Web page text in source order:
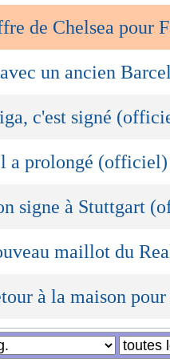
de Chelsea pour
un ancien
c'est signé
a prolongé (officiel)
signe à Stuttgart
maillot du
à la maison
gardien en